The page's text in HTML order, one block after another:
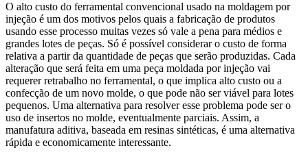
O alto custo do ferramental convencional usado na moldagem por
injeção é um dos motivos pelos quais a fabricação de produtos
usando esse processo muitas vezes só vale a pena para médios e
grandes lotes de peças. Só é possível considerar o custo de forma
relativa a partir da quantidade de peças que serão produzidas. Cada
alteração que será feita em uma peça moldada por injeção vai
requerer retrabalho no ferramental, o que implica alto custo ou a
confecção de um novo molde, o que pode não ser viável para lotes
pequenos. Uma alternativa para resolver esse problema pode ser o
uso de insertos no molde, eventualmente parciais. Assim, a
manufatura aditiva, baseada em resinas sintéticas, é uma alternativa
rápida e economicamente interessante.